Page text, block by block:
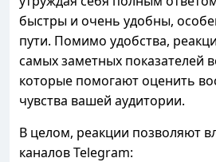
быстры и очень удобны,
пути. Помимо удобства,
самых заметных показателей
которые помогают оценить
чувства вашей аудитории.
В целом, реакции позволяют
каналов Telegram: